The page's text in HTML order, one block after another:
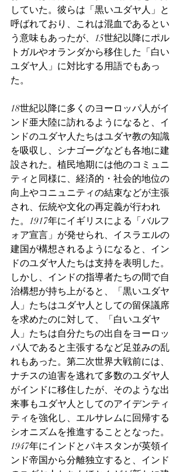
していた。彼らは「黒いユダヤ人」と
呼ばれており、これは混血であるとい
う意味もあったが、15世紀以降にポル
トガルやオランダから移住した「白い
ユダヤ人」に対比する用語でもあっ
た。
18世紀以降に多くのヨーロッパ人がイ
ンド亜大陸に訪れるようになると、イ
ンドのユダヤ人たちはユダヤ教の知識
を吸収し、シナゴーグなども各地に建
設された。植民地期には他のコミュニ
ティと同様に、経済的・社会的地位の
向上やコニュニティの結束などが主張
され、伝統や文化の再定義が行われ
た。1917年にイギリスによる「バルフ
ォア宣言」が発せられ、イスラエルの
建国が構想されるようになると、イン
ドのユダヤ人たちは支持を表明した。
しかし、インドの指導者たちの間で自
治構想が持ち上がると、「黒いユダヤ
人」たちはユダヤ人としての留保議席
を求めたのに対して、「白いユダヤ
人」たちは自分たちの出自をヨーロッ
パ人であると主張するなど足並みの乱
れもあった。第二次世界大戦前には、
ナチスの迫害を逃れて多数のユダヤ人
がインドに移住したが、そのような出
来事もユダヤ人としてのアイデンティ
ティを強化し、エルサレムに回帰する
シオニズムを推進することとなった。
1947年にインドとパキスタンが英領イ
ンド帝国から分離独立すると、インド